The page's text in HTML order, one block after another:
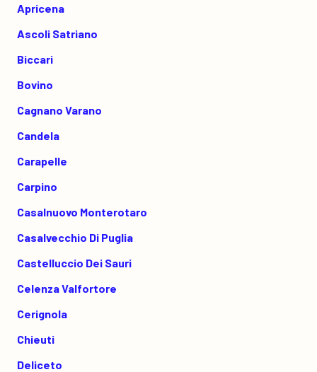
Apricena
Ascoli Satriano
Biccari
Bovino
Cagnano Varano
Candela
Carapelle
Carpino
Casalnuovo Monterotaro
Casalvecchio Di Puglia
Castelluccio Dei Sauri
Celenza Valfortore
Cerignola
Chieuti
Deliceto